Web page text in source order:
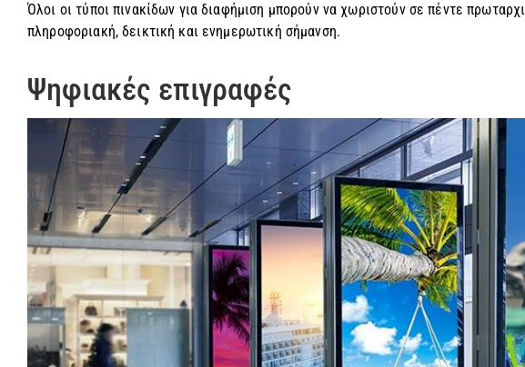
Όλοι οι τύποι πινακίδων για διαφήμιση μπορούν να χωριστούν σε πέντε
πληροφοριακή, δεικτική και ενημερωτική σήμανση.
Ψηφιακές επιγραφές